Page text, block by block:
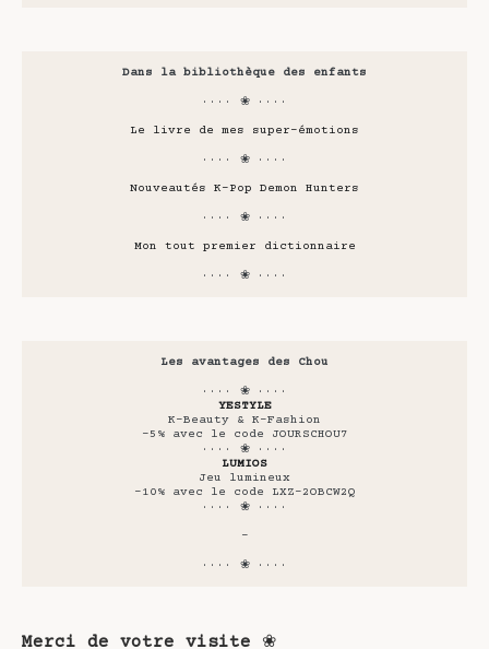
Dans la bibliothèque des enfants
···· ❀ ····
Le livre de mes super-émotions
···· ❀ ····
Nouveautés K-Pop Demon Hunters
···· ❀ ····
Mon tout premier dictionnaire
···· ❀ ····
Les avantages des Chou
···· ❀ ····
YESTYLE
K-Beauty & K-Fashion
-5% avec le code JOURSCHOU7
···· ❀ ····
LUMIOS
Jeu lumineux
-10% avec le code LXZ-2OBCW2Q
···· ❀ ····
-
···· ❀ ····
Merci de votre visite ❀